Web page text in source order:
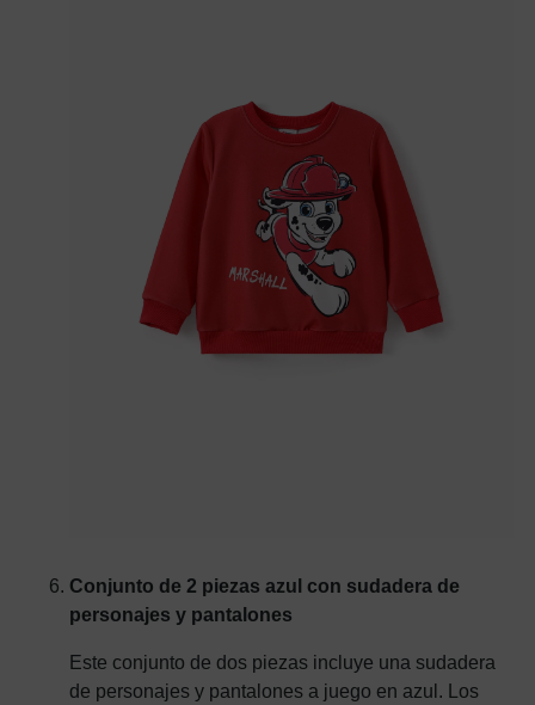
Conjunto de 2 piezas azul con sudadera de
personajes y pantalones
Este conjunto de dos piezas incluye una sudadera
de personajes y pantalones a juego en azul. Los